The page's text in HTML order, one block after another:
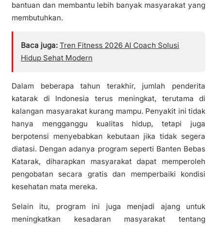
bantuan dan membantu lebih banyak masyarakat yang
membutuhkan.
Baca juga: Tren Fitness 2026 AI Coach Solusi
Hidup Sehat Modern
Dalam beberapa tahun terakhir, jumlah penderita
katarak di Indonesia terus meningkat, terutama di
kalangan masyarakat kurang mampu. Penyakit ini tidak
hanya mengganggu kualitas hidup, tetapi juga
berpotensi menyebabkan kebutaan jika tidak segera
diatasi. Dengan adanya program seperti Banten Bebas
Katarak, diharapkan masyarakat dapat memperoleh
pengobatan secara gratis dan memperbaiki kondisi
kesehatan mata mereka.
Selain itu, program ini juga menjadi ajang untuk
meningkatkan kesadaran masyarakat tentang